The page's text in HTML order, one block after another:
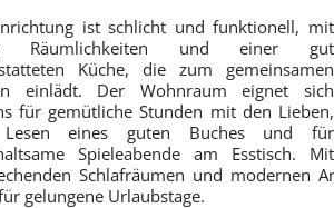
ist schlicht und funktionell, mit
Räumlichkeiten und einer gut
Küche, die zum gemeinsamen
einlädt. Der Wohnraum eignet sich
für gemütliche Stunden mit den Lieben,
eines guten Buches und für
Spieleabende am Esstisch. Mit
Schlafräumen und modernen
gelungene Urlaubstage.